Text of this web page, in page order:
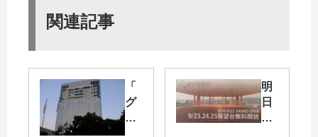
関連記事
「
グ
ラ
明
日
9/2